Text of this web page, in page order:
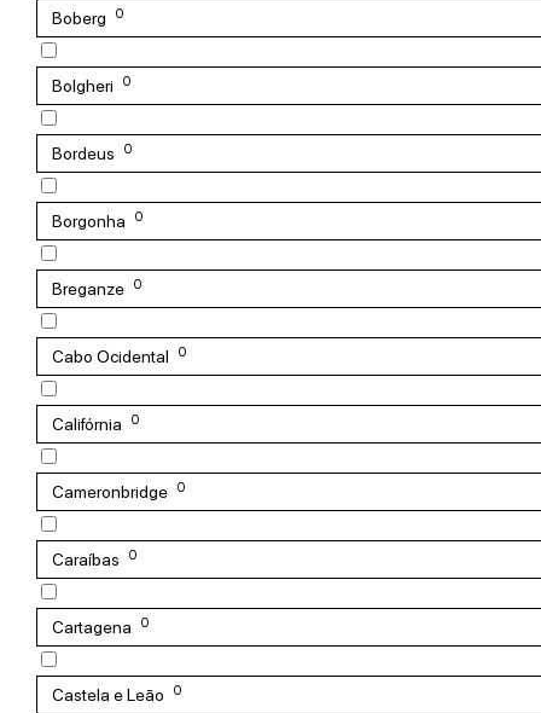
Boberg 0
Bolgheri 0
Bordeus 0
Borgonha 0
Breganze 0
Cabo Ocidental 0
Califórnia 0
Cameronbridge 0
Caraíbas 0
Cartagena 0
Castela e Leão 0